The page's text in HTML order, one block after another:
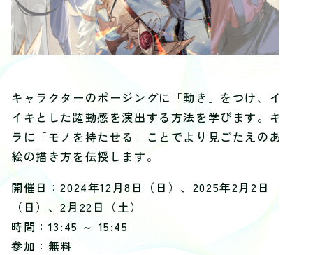
キャラクターのポージングに「動き」をつけ、イキ
イキとした躍動感を演出する方法を学びます。キャ
ラに「モノを持たせる」ことでより見ごたえのある
絵の描き方を伝授します。
開催日：2024年12月8日（日）、2025年2月2日
（日）、2月22日（土）
時間：13:45 ～ 15:45
参加：無料